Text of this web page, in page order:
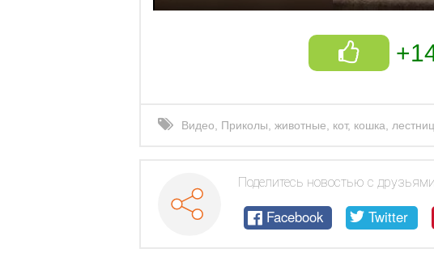
Видео Приколы животные кот, кошка
Поделитесь новостью с
Facebook Twitter